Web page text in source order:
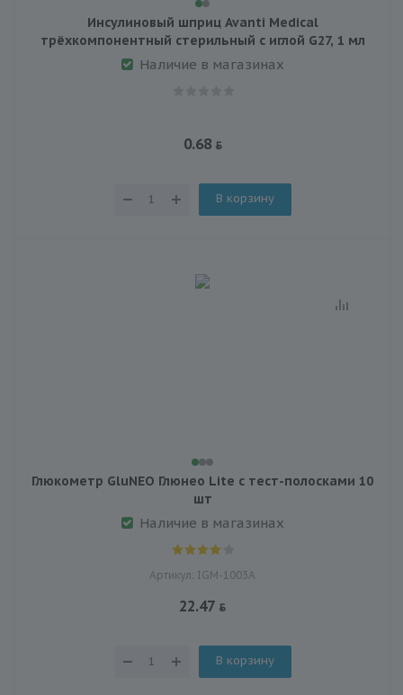
Инсулиновый шприц Avanti Medical
трёхкомпонентный стерильный с иглой G27, 1 мл
Наличие в магазинах
0.68
В корзину
Глюкометр GluNEO Глюнео Lite с тест-полосками 10
шт
Наличие в магазинах
Артикул: IGM-1003А
22.47
В корзину